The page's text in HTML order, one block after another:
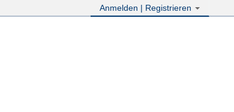
Anmelden | Registrieren